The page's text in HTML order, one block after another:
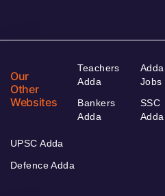
Our
Other
Websites
Teachers
Adda
Bankers
Adda
Adda
Jobs
SSC
Adda
UPSC Adda
Defence Adda